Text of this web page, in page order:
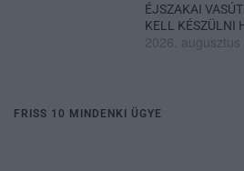
ÉJSZAKAI
KELL KÉSZÜLNI
2026. augusztus
FRISS 10 MINDENKI ÜGYE